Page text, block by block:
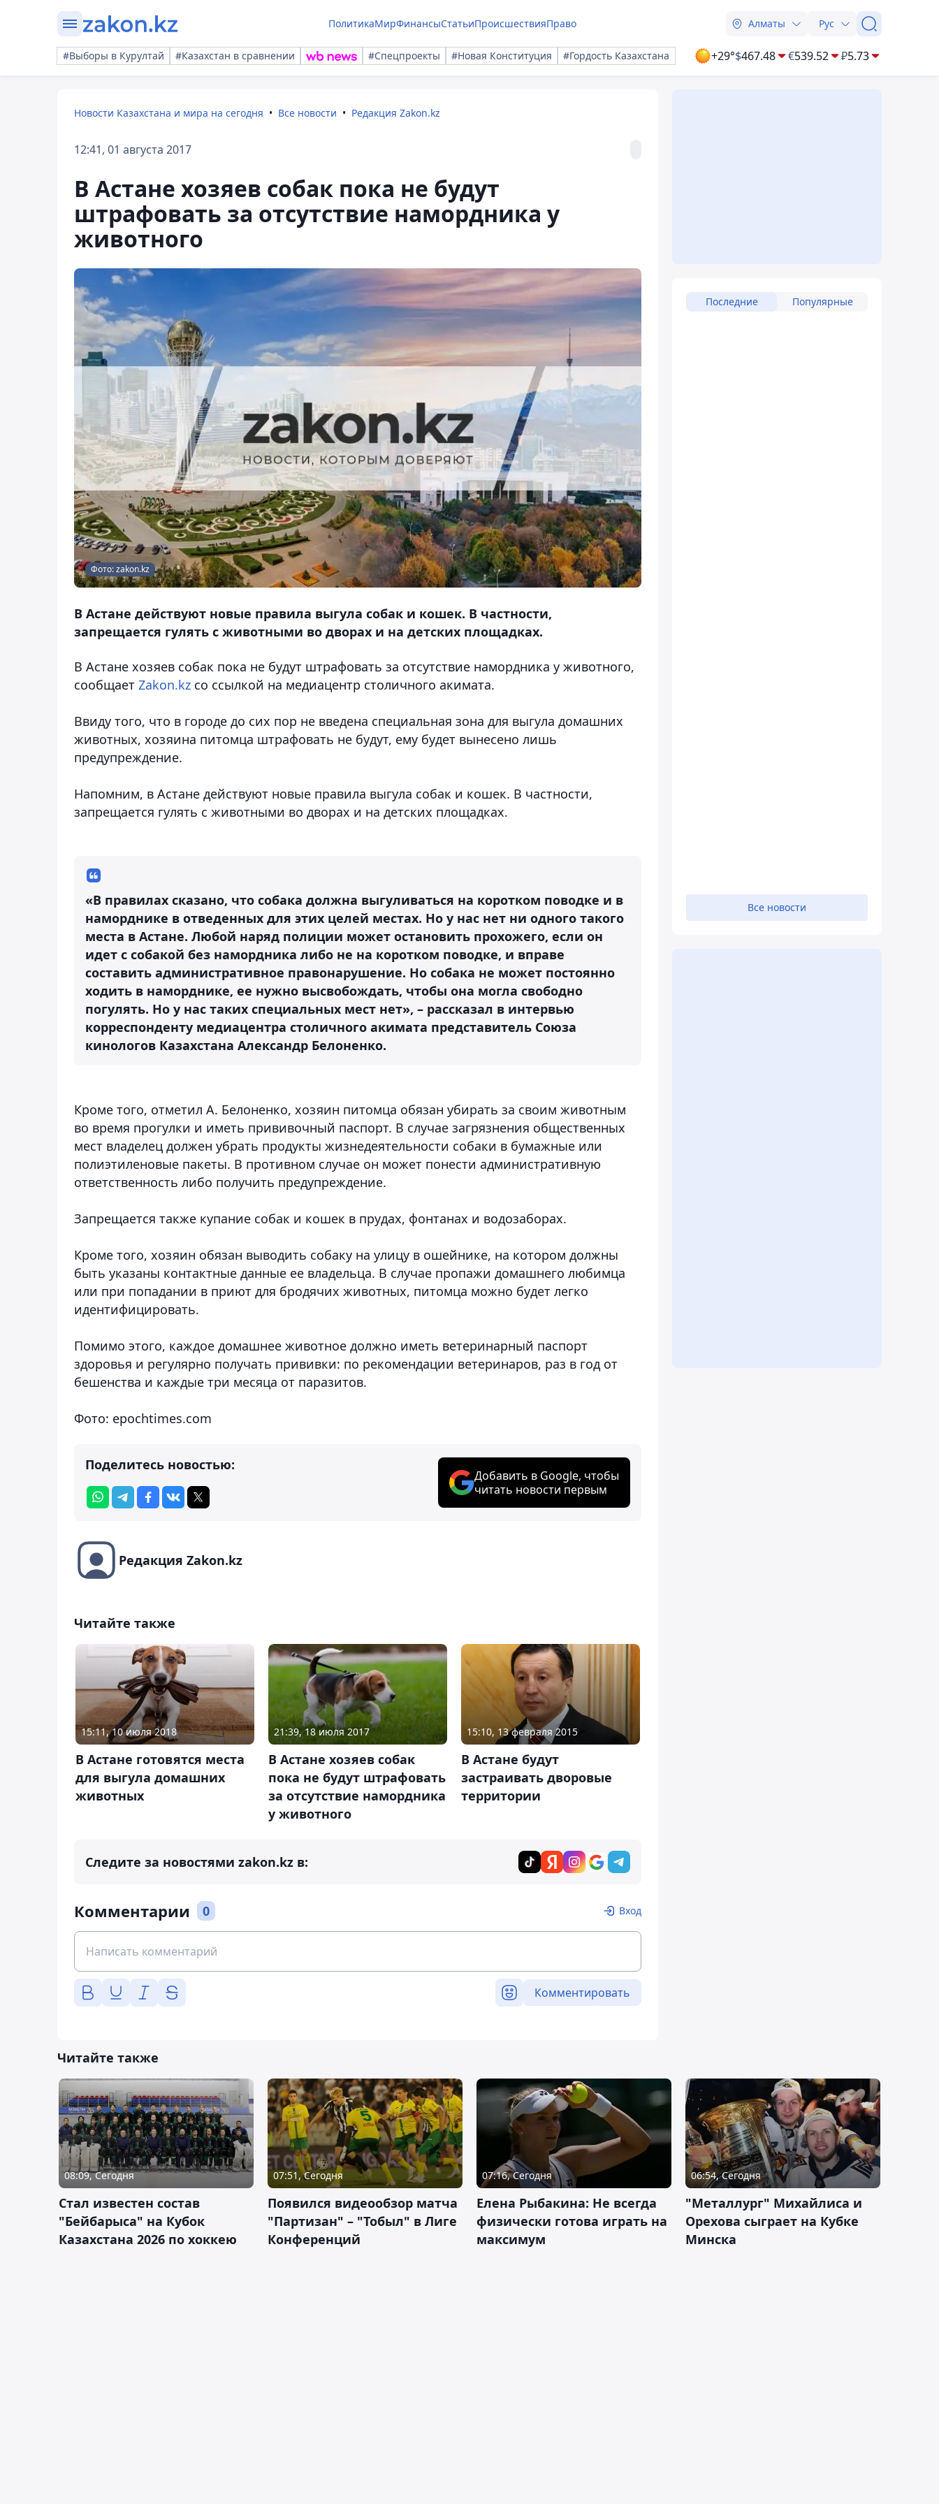
ПолитикаМирФинансыСтатьиПроисшествияПраво Алматы Рус
#Выборы в Курултай #Казахстан в сравнении #Спецпроекты #Новая Конституция #Гордость Казахстана +29°$467.48 €539.52 ₽5.73
Новости Казахстана и мира на сегодня Все новости Редакция Zakon.kz
12:41, 01 августа 2017
В Астане хозяев собак пока не будут
штрафовать за отсутствие намордника у
животного
Фото: zakon.kz
В Астане действуют новые правила выгула собак и кошек. В частности,
запрещается гулять с животными во дворах и на детских площадках.
В Астане хозяев собак пока не будут штрафовать за отсутствие намордника у животного,
сообщает Zakon.kz со ссылкой на медиацентр столичного акимата.
Ввиду того, что в городе до сих пор не введена специальная зона для выгула домашних
животных, хозяина питомца штрафовать не будут, ему будет вынесено лишь
предупреждение.
Напомним, в Астане действуют новые правила выгула собак и кошек. В частности,
запрещается гулять с животными во дворах и на детских площадках.
«В правилах сказано, что собака должна выгуливаться на коротком поводке и в
наморднике в отведенных для этих целей местах. Но у нас нет ни одного такого
места в Астане. Любой наряд полиции может остановить прохожего, если он
идет с собакой без намордника либо не на коротком поводке, и вправе
составить административное правонарушение. Но собака не может постоянно
ходить в наморднике, ее нужно высвобождать, чтобы она могла свободно
погулять. Но у нас таких специальных мест нет», – рассказал в интервью
корреспонденту медиацентра столичного акимата представитель Союза
кинологов Казахстана Александр Белоненко.
Кроме того, отметил А. Белоненко, хозяин питомца обязан убирать за своим животным
во время прогулки и иметь прививочный паспорт. В случае загрязнения общественных
мест владелец должен убрать продукты жизнедеятельности собаки в бумажные или
полиэтиленовые пакеты. В противном случае он может понести административную
ответственность либо получить предупреждение.
Запрещается также купание собак и кошек в прудах, фонтанах и водозаборах.
Кроме того, хозяин обязан выводить собаку на улицу в ошейнике, на котором должны
быть указаны контактные данные ее владельца. В случае пропажи домашнего любимца
или при попадании в приют для бродячих животных, питомца можно будет легко
идентифицировать.
Помимо этого, каждое домашнее животное должно иметь ветеринарный паспорт
здоровья и регулярно получать прививки: по рекомендации ветеринаров, раз в год от
бешенства и каждые три месяца от паразитов.
Фото: epochtimes.com
Поделитесь новостью:
Добавить в Google, чтобы
читать новости первым
Редакция Zakon.kz
Читайте также
15:11, 10 июля 2018
В Астане готовятся места
для выгула домашних
животных
21:39, 18 июля 2017
В Астане хозяев собак
пока не будут штрафовать
за отсутствие намордника
у животного
15:10, 13 февраля 2015
В Астане будут
застраивать дворовые
территории
Следите за новостями zakon.kz в:
Комментарии 0 Вход
Комментировать
Последние Популярные
Все новости
Читайте также
08:09, Сегодня
Стал известен состав
"Бейбарыса" на Кубок
Казахстана 2026 по хоккею
07:51, Сегодня
Появился видеообзор матча
"Партизан" – "Тобыл" в Лиге
Конференций
07:16, Сегодня
Елена Рыбакина: Не всегда
физически готова играть на
максимум
06:54, Сегодня
"Металлург" Михайлиса и
Орехова сыграет на Кубке
Минска